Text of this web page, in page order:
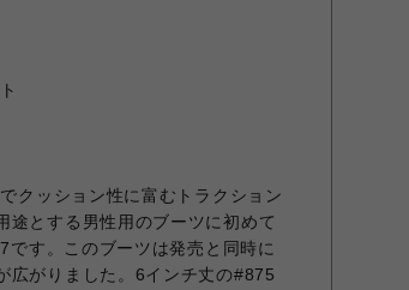
クッション性に富むトラクション
途とする男性用のブーツに初めて
す。このブーツは発売と同時に
広がりました。6インチ丈の#875